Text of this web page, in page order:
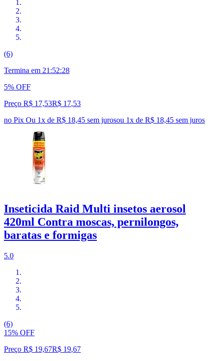
(6)
Termina em 21:52:27
5% OFF
Preço R$ 17,53R$ 17,53
no Pix Ou 1x de R$ 18,45 sem jurosou 1x de R$ 18,45 sem juros
Inseticida Raid Multi insetos aerosol
420ml Contra moscas, pernilongos,
baratas e formigas
5.0
(6)
15% OFF
Preço R$ 19,67R$ 19,67